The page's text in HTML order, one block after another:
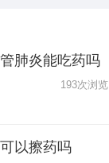
肺炎能吃药吗
193次浏览
以擦药吗